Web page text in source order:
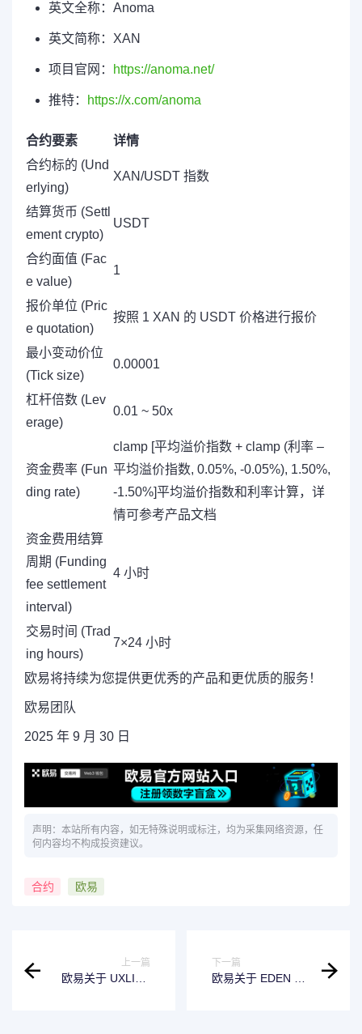
英文全称：Anoma
英文简称：XAN
项目官网： https://anoma.net/
推特： https://x.com/anoma
合约要素
详情
合约标的 (Und
erlying)
XAN/USDT 指数
结算货币 (Settl
ement crypto)
USDT
合约面值 (Fac
e value)
1
报价单位 (Pric
e quotation)
按照 1 XAN 的 USDT 价格进行报价
最小变动价位
(Tick size)
0.00001
杠杆倍数 (Lev
erage)
0.01 ~ 50x
资金费率 (Fun
ding rate)
clamp [平均溢价指数 + clamp (利率 –
平均溢价指数, 0.05%, -0.05%), 1.50%,
-1.50%]平均溢价指数和利率计算，详
情可参考产品文档
资金费用结算
周期 (Funding
fee settlement
interval)
4 小时
交易时间 (Trad
ing hours)
7×24 小时
欧易将持续为您提供更优秀的产品和更优质的服务！
欧易团队
2025 年 9 月 30 日
声明：本站所有内容，如无特殊说明或标注，均为采集网络资源，任
何内容均不构成投资建议。
合约 欧易
上一篇
欧易关于 UXLINK
下一篇
欧易关于 EDEN 永